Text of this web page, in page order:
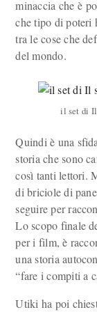
minaccia che è
che tipo di poteri
tra le cose che
del mondo.
il set di
Quindi è una
storia che sono
così tanti lettori.
di briciole di
seguire per
Lo scopo finale
per i film, è
una storia
“fare i compiti a
Utiki ha poi